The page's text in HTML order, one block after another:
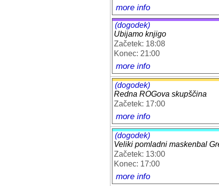
more info
(dogodek)
Ubijamo knjigo
Začetek: 18:08
Konec: 21:00
more info
(dogodek)
Redna ROGova skupščina
Začetek: 17:00
more info
(dogodek)
Veliki pomladni maskenbal
Začetek: 13:00
Konec: 17:00
more info